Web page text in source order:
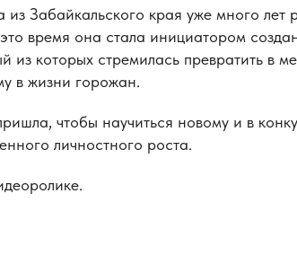
Забайкальского края уже много лет
время она стала инициатором
из которых стремилась превратить в
в жизни горожан.
чтобы научиться новому и в
личностного роста.